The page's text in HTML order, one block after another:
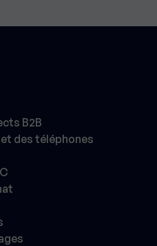
B2B
des téléphones